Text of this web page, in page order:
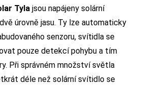
Tyla jsou napájeny solární
úrovně jasu. Ty lze automaticky
senzoru, svítidla se
pouze detekcí pohybu a tím
Při správném množství světla
déle než solární svítidlo se